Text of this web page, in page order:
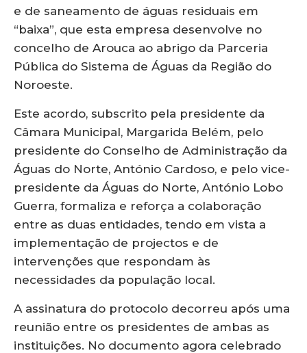
e de saneamento de águas residuais em
“baixa”, que esta empresa desenvolve no
concelho de Arouca ao abrigo da Parceria
Pública do Sistema de Águas da Região do
Noroeste.
Este acordo, subscrito pela presidente da
Câmara Municipal, Margarida Belém, pelo
presidente do Conselho de Administração da
Águas do Norte, António Cardoso, e pelo vice-
presidente da Águas do Norte, António Lobo
Guerra, formaliza e reforça a colaboração
entre as duas entidades, tendo em vista a
implementação de projectos e de
intervenções que respondam às
necessidades da população local.
A assinatura do protocolo decorreu após uma
reunião entre os presidentes de ambas as
instituições. No documento agora celebrado